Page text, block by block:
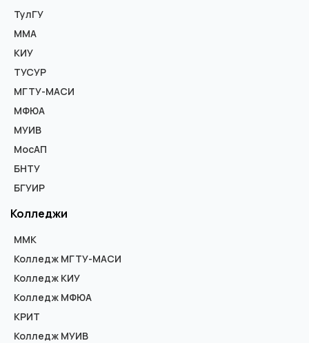
ТулГУ
ММА
КИУ
ТУСУР
МГТУ-МАСИ
МФЮА
МУИВ
МосАП
БНТУ
БГУИР
Колледжи
ММК
Колледж МГТУ-МАСИ
Колледж КИУ
Колледж МФЮА
КРИТ
Колледж МУИВ